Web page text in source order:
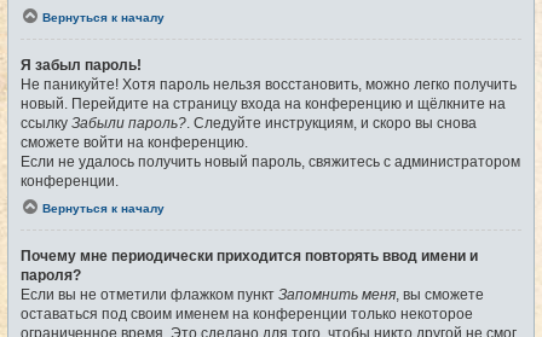
Вернуться к началу
Я забыл пароль!
Не паникуйте! Хотя пароль нельзя восстановить, можно легко получить
новый. Перейдите на страницу входа на конференцию и щёлкните на
ссылку Забыли пароль? . Следуйте инструкциям, и скоро вы снова
сможете войти на конференцию.
Если не удалось получить новый пароль, свяжитесь с администратором
конференции.
Вернуться к началу
Почему мне периодически приходится повторять ввод имени и
пароля?
Если вы не отметили флажком пункт Запомнить меня , вы сможете
оставаться под своим именем на конференции только некоторое
ограниченное время. Это сделано для того, чтобы никто другой не смог